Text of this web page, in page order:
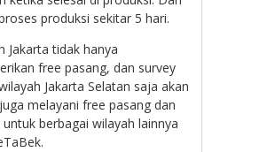
produksi sekitar 5 hari.
Jakarta tidak hanya
free pasang, dan survey
Jakarta Selatan saja akan
melayani free pasang dan
untuk berbagai wilayah lainnya